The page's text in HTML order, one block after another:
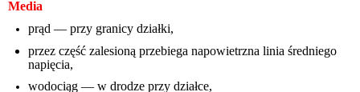
Media
prąd — przy granicy działki,
przez część zalesioną przebiega napowietrzna linia średniego
napięcia,
wodociąg — w drodze przy działce,